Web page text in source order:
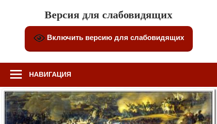
Версия для слабовидящих
Включить версию для слабовидящих
НАВИГАЦИЯ